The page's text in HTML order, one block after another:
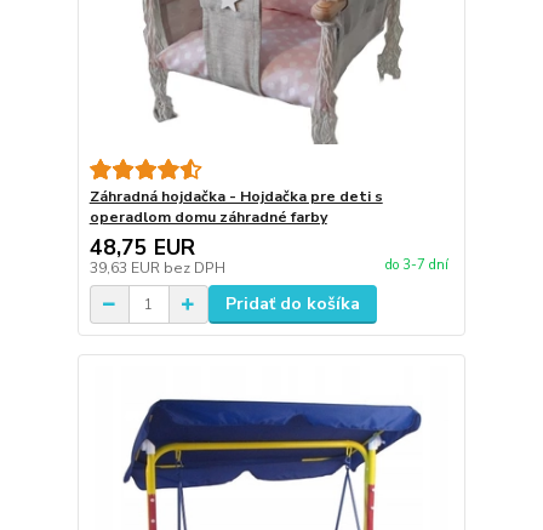
Záhradná hojdačka - Hojdačka pre deti s
operadlom domu záhradné farby
48,75 EUR
39,63 EUR bez DPH do 3-7 dní
Pridať do košíka